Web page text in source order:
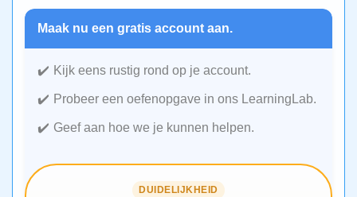
Maak nu een gratis account aan.
Kijk eens rustig rond op je account.
Probeer een oefenopgave in ons LearningLab.
Geef aan hoe we je kunnen helpen.
DUIDELIJKHEID